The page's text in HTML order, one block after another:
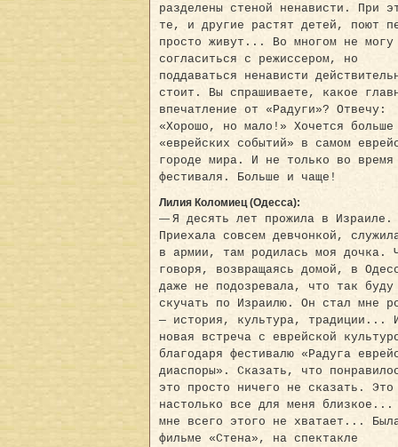
разделены стеной ненависти. При
те, и другие растят детей, поют
просто живут... Во многом не могу
согласиться с режиссером, но
поддаваться ненависти
стоит. Вы спрашиваете, какое
впечатление от «Радуги»? Отвечу:
«Хорошо, но мало!» Хочется больше
«еврейских событий» в самом
городе мира. И не только во время
фестиваля. Больше и чаще!
Лилия Коломиец (Одесса):
— Я десять лет прожила в Израиле.
Приехала совсем девчонкой,
в армии, там родилась моя дочка.
говоря, возвращаясь домой, в
даже не подозревала, что так буду
скучать по Израилю. Он стал мне
— история, культура, традиции...
новая встреча с еврейской
благодаря фестивалю «Радуга
диаспоры». Сказать, что
это просто ничего не сказать. Это
настолько все для меня
мне всего этого не хватает...
фильме «Стена», на спектакле